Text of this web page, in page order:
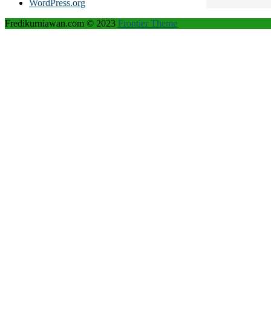
WordPress.org
Fredikurniawan.com © 2023 Frontier Theme